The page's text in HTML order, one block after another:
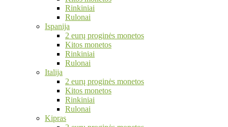
Rinkiniai
Rulonai
Ispanija
2 eurų proginės monetos
Kitos monetos
Rinkiniai
Rulonai
Italija
2 eurų proginės monetos
Kitos monetos
Rinkiniai
Rulonai
Kipras